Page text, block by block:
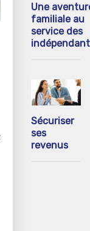
Une
familiale au
service des
Sécuriser
ses
revenus